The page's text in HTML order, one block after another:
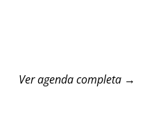
Ver agenda completa →